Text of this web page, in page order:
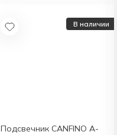
В наличии
Подсвечник CANFINO A-